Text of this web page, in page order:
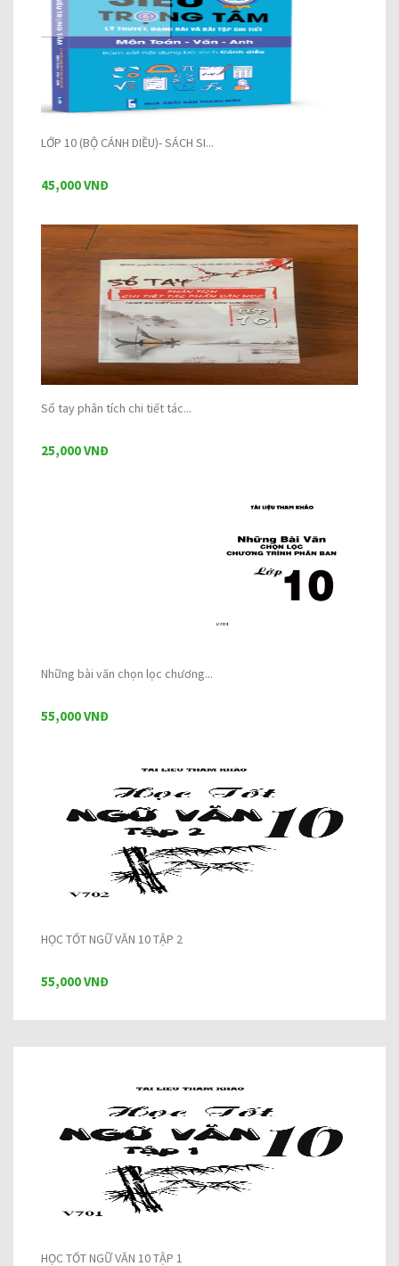
LỚP 10 (BỘ CÁNH DIỀU)- SÁCH SI...
45,000 VNĐ
Sổ tay phân tích chi tiết tác...
25,000 VNĐ
Những bài văn chọn lọc chương...
55,000 VNĐ
HỌC TỐT NGỮ VĂN 10 TẬP 2
55,000 VNĐ
HỌC TỐT NGỮ VĂN 10 TẬP 1